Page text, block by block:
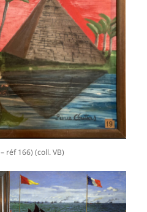
réf 166) (coll. VB)